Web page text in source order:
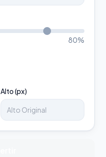
80%
Alto (px)